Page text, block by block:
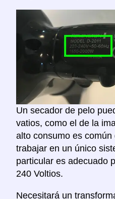
Un secador de pelo
vatios, como el de la
alto consumo es común
trabajar en un único
particular es adecuado
240 Voltios.
Necesitará un